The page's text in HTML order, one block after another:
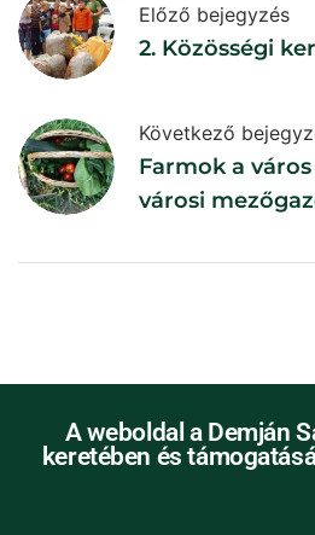
Előző bejegyzés
2. Közösségi
Következő
Farmok a város
városi
élelmiszer
A weboldal a Demján
keretében és